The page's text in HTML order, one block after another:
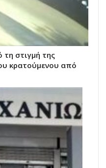
στιγμή της
κρατούμενου από